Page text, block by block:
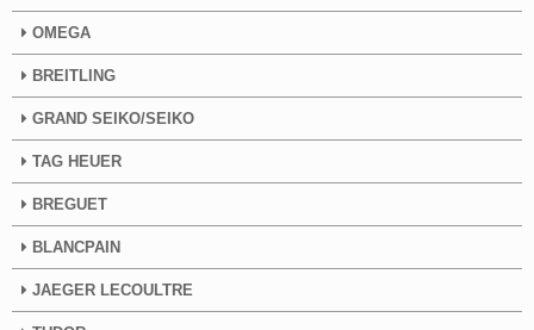
OMEGA
BREITLING
GRAND SEIKO/SEIKO
TAG HEUER
BREGUET
BLANCPAIN
JAEGER LECOULTRE